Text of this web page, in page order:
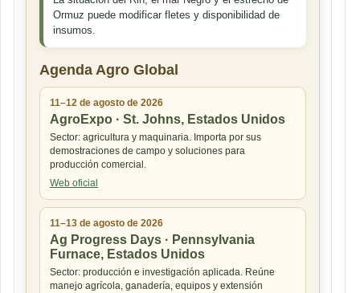
Ormuz puede modificar fletes y disponibilidad de
insumos.
Agenda Agro Global
11–12 de agosto de 2026
AgroExpo · St. Johns, Estados Unidos
Sector: agricultura y maquinaria. Importa por sus
demostraciones de campo y soluciones para
producción comercial.
Web oficial
11–13 de agosto de 2026
Ag Progress Days · Pennsylvania
Furnace, Estados Unidos
Sector: producción e investigación aplicada. Reúne
manejo agrícola, ganadería, equipos y extensión